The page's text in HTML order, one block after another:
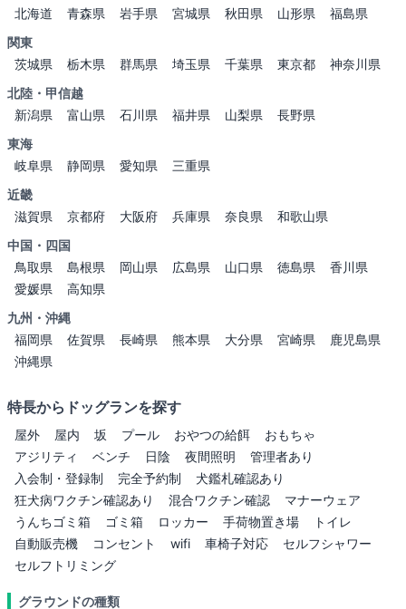
北海道
青森県 岩手県 宮城県 秋田県 山形県
福島県
関東
茨城県
栃木県 群馬県 埼玉県 千葉県 東京都
神奈川県
北陸・甲信越
新潟県
富山県 石川県 福井県 山梨県
長野県
東海
岐阜県
静岡県 愛知県
三重県
近畿
滋賀県
京都府 大阪府 兵庫県 奈良県
和歌山県
中国・四国
鳥取県
島根県 岡山県 広島県 山口県 徳島県
香川県
愛媛県
高知県
九州・沖縄
福岡県
佐賀県 長崎県 熊本県 大分県 宮崎県
鹿児島県
沖縄県
特長からドッグランを探す
屋外 屋内 坂 プール おやつの給餌
おもちゃ
アジリティ
ベンチ 日陰 夜間照明
管理者あり
入会制・登録制
完全予約制
犬鑑札確認あり
狂犬病ワクチン確認あり
混合ワクチン確認
マナーウェア
うんちゴミ箱
ゴミ箱 ロッカー 手荷物置き場
トイレ
自動販売機
コンセント wifi 車椅子対応
セルフシャワー
セルフトリミング
グラウンドの種類